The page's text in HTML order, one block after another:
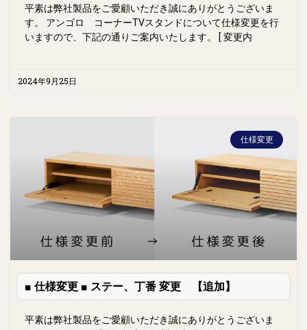
平素は弊社製品をご愛顧いただき誠にありがとうございま
す。 アンゴロ コーナーTVスタンドについて仕様変更を行
いますので、下記の通りご案内いたします。 [ 変更内
2024年9月25日
仕様変更
■ 仕様変更 ■ ステー、丁番 変更 【追加】
平素は弊社製品をご愛顧いただき誠にありがとうございま